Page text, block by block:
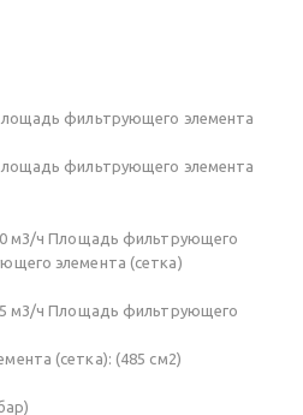
фильтрующего элемента
фильтрующего элемента
м3/ч Площадь фильтрующего
элемента (сетка)
м3/ч Площадь фильтрующего
(сетка): (485 см2)